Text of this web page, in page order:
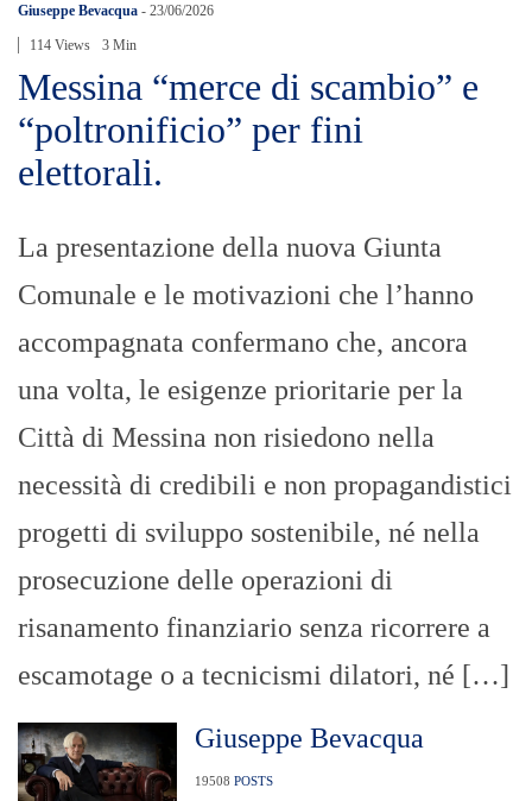
Giuseppe Bevacqua - 23/06/2026
114 Views 3 Min
Messina “merce di scambio” e
“poltronificio” per fini
elettorali.
La presentazione della nuova Giunta
Comunale e le motivazioni che l’hanno
accompagnata confermano che, ancora
una volta, le esigenze prioritarie per la
Città di Messina non risiedono nella
necessità di credibili e non propagandistici
progetti di sviluppo sostenibile, né nella
prosecuzione delle operazioni di
risanamento finanziario senza ricorrere a
escamotage o a tecnicismi dilatori, né […]
Giuseppe Bevacqua
19508 POSTS